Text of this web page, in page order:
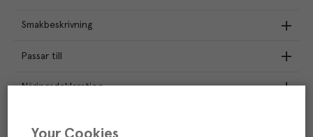
Smakbeskrivning
Passar till
Näringsdeklaration
Your Cookies